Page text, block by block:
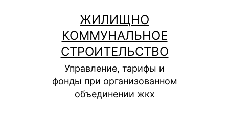
содержимому
ЖИЛИЩНО
КОММУНАЛЬНОЕ
СТРОИТЕЛЬСТВО
Управление, тарифы и
фонды при организованном
объединении жкх